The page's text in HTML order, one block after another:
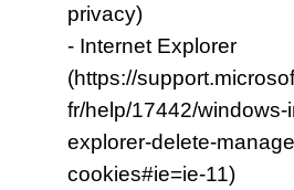
privacy)
- Internet Explorer
(https://
fr/help/17442/windows-
explorer-delete-
cookies#ie=ie-11)